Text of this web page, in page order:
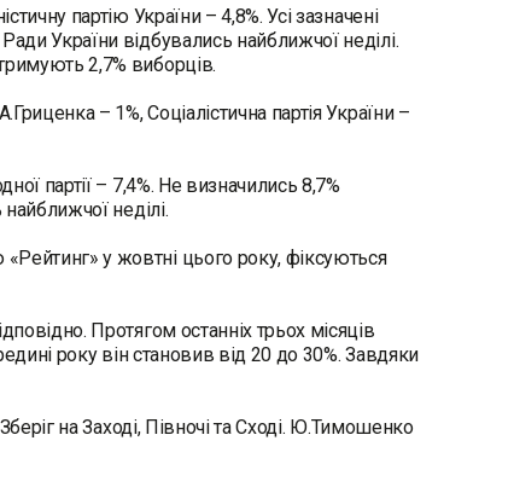
партію України – 4,8%. Усі зазначені
України відбувались найближчої неділі.
2,7% виборців.
– 1%, Соціалістична партія України –
партії – 7,4%. Не визначились 8,7%
неділі.
у жовтні цього року, фіксуються
Протягом останніх трьох місяців
року він становив від 20 до 30%. Завдяки
на Заході, Півночі та Сході. Ю.Тимошенко